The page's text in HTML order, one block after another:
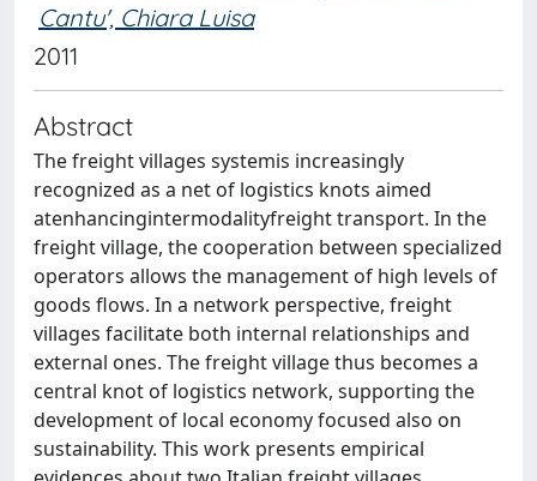
Cantu', Chiara Luisa
2011
Abstract
The freight villages systemis increasingly
recognized as a net of logistics knots aimed
atenhancingintermodalityfreight transport. In the
freight village, the cooperation between specialized
operators allows the management of high levels of
goods flows. In a network perspective, freight
villages facilitate both internal relationships and
external ones. The freight village thus becomes a
central knot of logistics network, supporting the
development of local economy focused also on
sustainability. This work presents empirical